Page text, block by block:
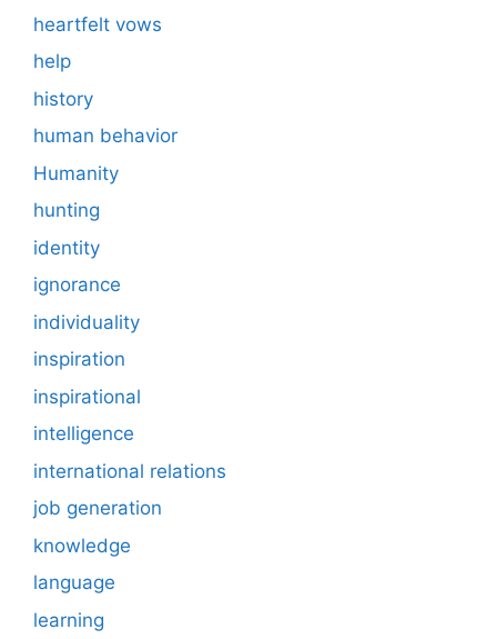
heartfelt vows
help
history
human behavior
Humanity
hunting
identity
ignorance
individuality
inspiration
inspirational
intelligence
international relations
job generation
knowledge
language
learning